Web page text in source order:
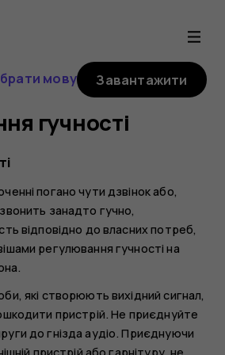
мову Завантажити
гучності
погано чути дзвінок або,
занадто гучно,
відповідно до власних потреб,
регулювання гучності на
які створюють вихідний сигнал,
пристрій. Не приєднуйте
до гнізда аудіо. Приєднуючи